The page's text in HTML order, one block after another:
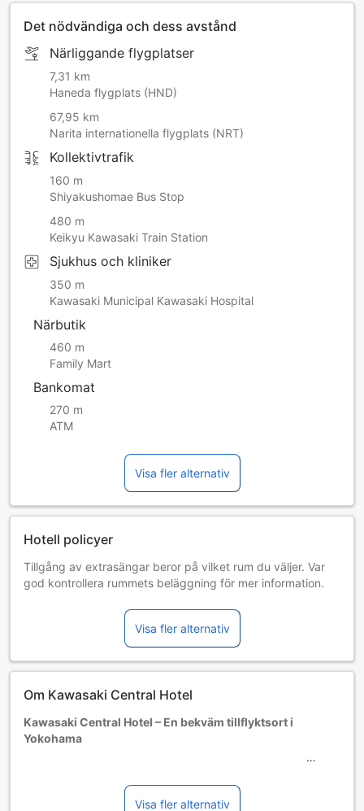
Det nödvändiga och dess avstånd
Närliggande flygplatser
7,31 km
Haneda flygplats (HND)
67,95 km
Narita internationella flygplats (NRT)
Kollektivtrafik
160 m
Shiyakushomae Bus Stop
480 m
Keikyu Kawasaki Train Station
Sjukhus och kliniker
350 m
Kawasaki Municipal Kawasaki Hospital
Närbutik
460 m
Family Mart
Bankomat
270 m
ATM
Visa fler alternativ
Hotell policyer
Tillgång av extrasängar beror på vilket rum du väljer. Var
god kontrollera rummets beläggning för mer information.
Visa fler alternativ
Om Kawasaki Central Hotel
Kawasaki Central Hotel – En bekväm tillflyktsort i
Yokohama
prisvärd 2,5-stjärnig oas belägen i hjärtat av Yokohama,
Japan. Byggt 1996, erbjuder detta hotell en perfekt
Visa fler alternativ